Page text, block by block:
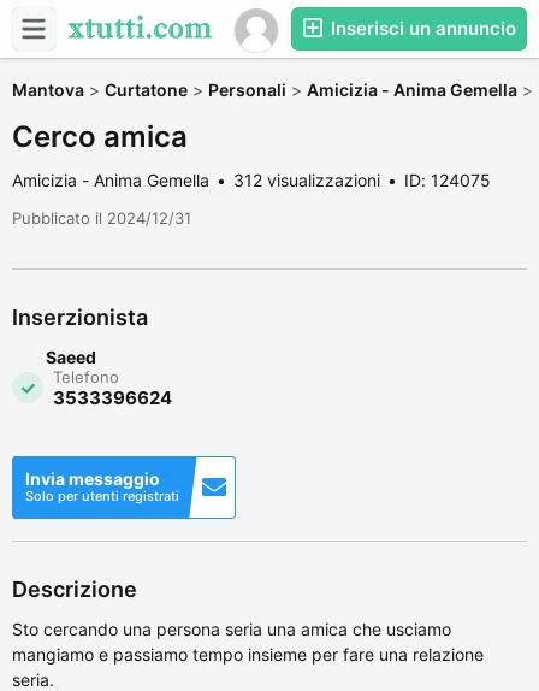
Inserisci un annuncio
Mantova > Curtatone > Personali > Amicizia - Anima Gemella >
Cerco amica
Amicizia - Anima Gemella 312 visualizzazioni ID: 124075
Pubblicato il 2024/12/31
Inserzionista
Saeed
Telefono
3533396624
Invia messaggio
Solo per utenti registrati
Descrizione
Sto cercando una persona seria una amica che usciamo
mangiamo e passiamo tempo insieme per fare una relazione
seria.